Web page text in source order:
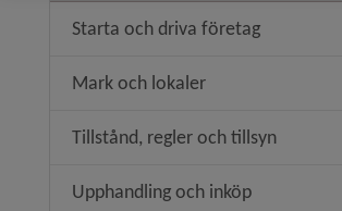
Starta och driva företag
Mark och lokaler
Tillstånd, regler och tillsyn
Upphandling och inköp